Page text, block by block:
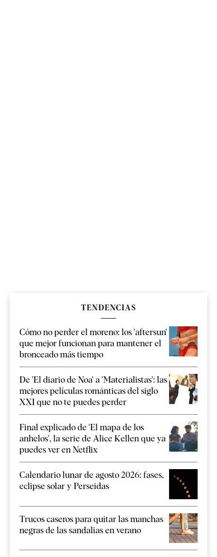
TENDENCIAS
Cómo no perder el moreno: los 'aftersun'
que mejor funcionan para mantener el
bronceado más tiempo
De 'El diario de Noa' a 'Materialistas': las
mejores películas románticas del siglo
XXI que no te puedes perder
Final explicado de 'El mapa de los
anhelos', la serie de Alice Kellen que ya
puedes ver en Netflix
Calendario lunar de agosto 2026: fases,
eclipse solar y Perseidas
Trucos caseros para quitar las manchas
negras de las sandalias en verano